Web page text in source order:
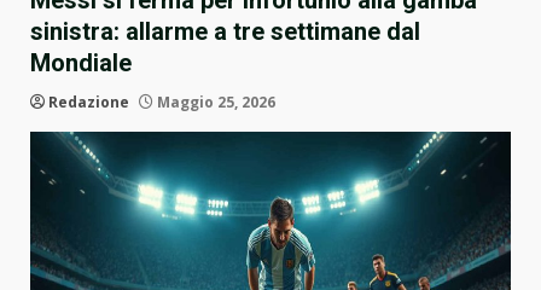
sinistra: allarme a tre settimane dal
Mondiale
Redazione Maggio 25, 2026